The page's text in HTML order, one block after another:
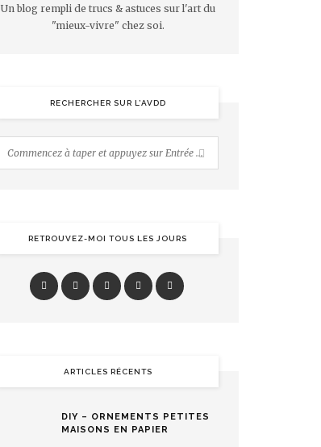
Un blog rempli de trucs & astuces sur l'art du
"mieux-vivre" chez soi.
RECHERCHER SUR L’AVDD
RETROUVEZ-MOI TOUS LES JOURS
ARTICLES RÉCENTS
DIY – ORNEMENTS PETITES
MAISONS EN PAPIER